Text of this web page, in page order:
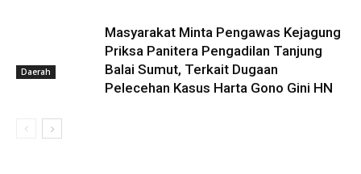
Daerah
Masyarakat Minta Pengawas Kejagung
Priksa Panitera Pengadilan Tanjung
Balai Sumut, Terkait Dugaan
Pelecehan Kasus Harta Gono Gini HN